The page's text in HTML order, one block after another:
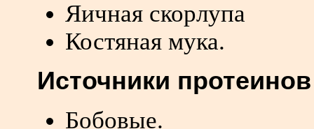
Яичная скорлупа
Костяная мука.
Источники протеинов
Бобовые.